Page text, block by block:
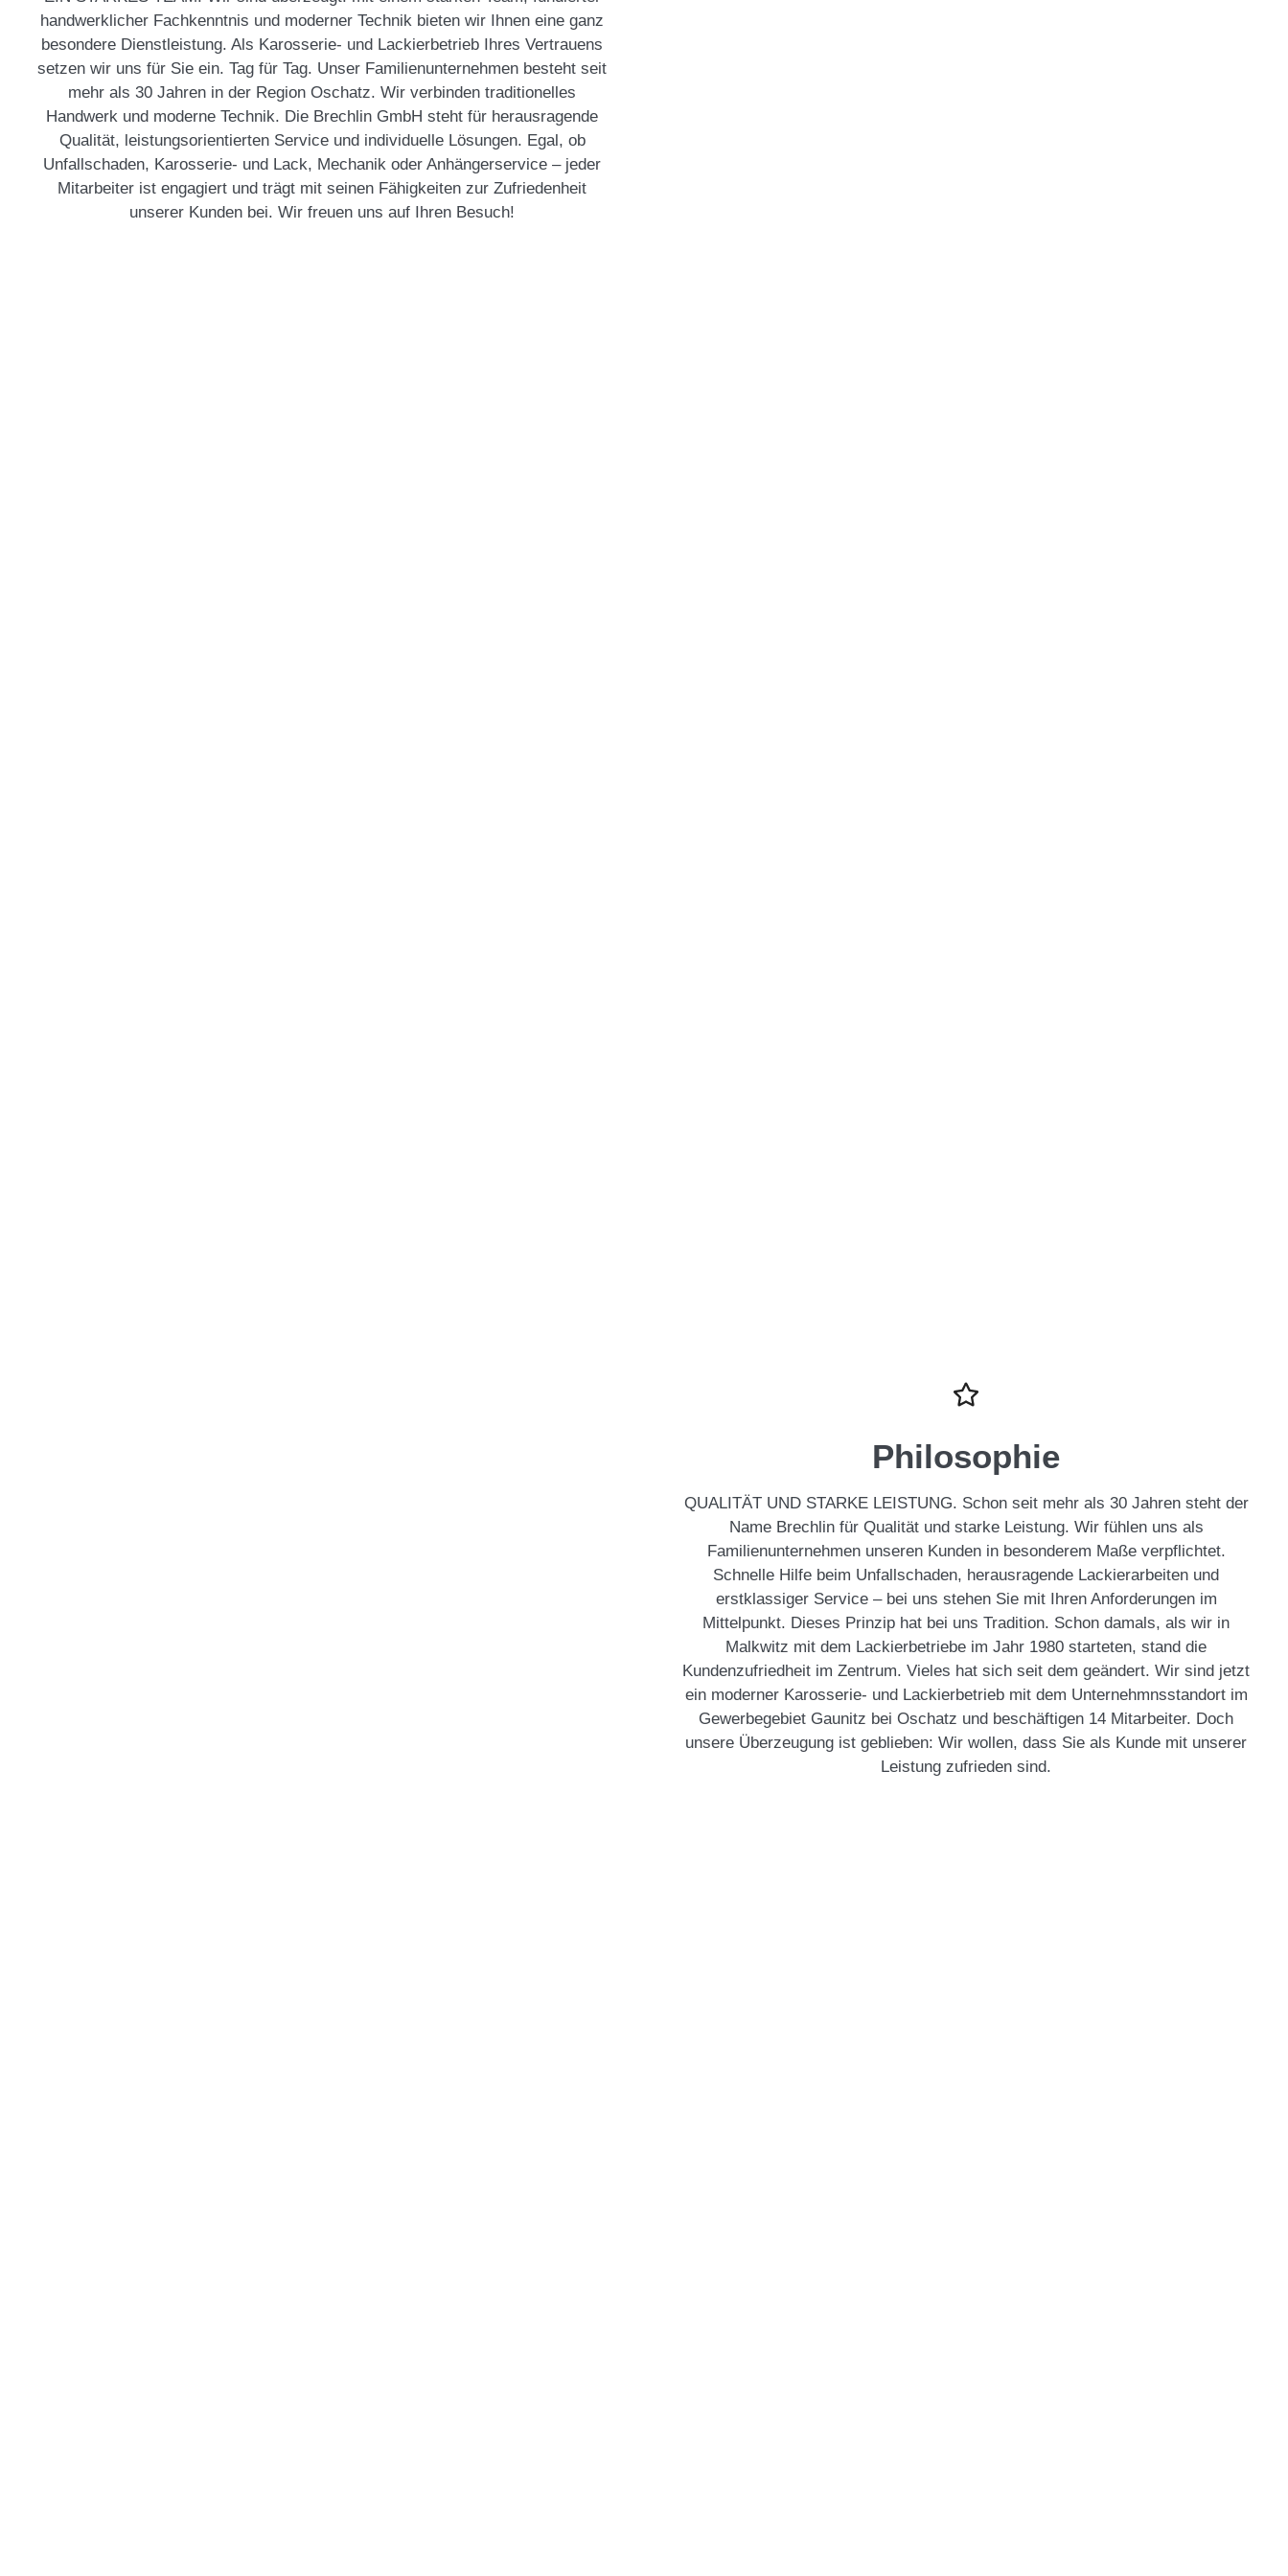
handwerklicher Fachkenntnis und moderner Technik bieten wir Ihnen eine ganz
besondere Dienstleistung. Als Karosserie- und Lackierbetrieb Ihres Vertrauens
setzen wir uns für Sie ein. Tag für Tag. Unser Familienunternehmen besteht seit
mehr als 30 Jahren in der Region Oschatz. Wir verbinden traditionelles
Handwerk und moderne Technik. Die Brechlin GmbH steht für herausragende
Qualität, leistungsorientierten Service und individuelle Lösungen. Egal, ob
Unfallschaden, Karosserie- und Lack, Mechanik oder Anhängerservice – jeder
Mitarbeiter ist engagiert und trägt mit seinen Fähigkeiten zur Zufriedenheit
unserer Kunden bei. Wir freuen uns auf Ihren Besuch!
Philosophie
QUALITÄT UND STARKE LEISTUNG. Schon seit mehr als 30 Jahren steht der
Name Brechlin für Qualität und starke Leistung. Wir fühlen uns als
Familienunternehmen unseren Kunden in besonderem Maße verpflichtet.
Schnelle Hilfe beim Unfallschaden, herausragende Lackierarbeiten und
erstklassiger Service – bei uns stehen Sie mit Ihren Anforderungen im
Mittelpunkt. Dieses Prinzip hat bei uns Tradition. Schon damals, als wir in
Malkwitz mit dem Lackierbetriebe im Jahr 1980 starteten, stand die
Kundenzufriedheit im Zentrum. Vieles hat sich seit dem geändert. Wir sind jetzt
ein moderner Karosserie- und Lackierbetrieb mit dem Unternehmnsstandort im
Gewerbegebiet Gaunitz bei Oschatz und beschäftigen 14 Mitarbeiter. Doch
unsere Überzeugung ist geblieben: Wir wollen, dass Sie als Kunde mit unserer
Leistung zufrieden sind.